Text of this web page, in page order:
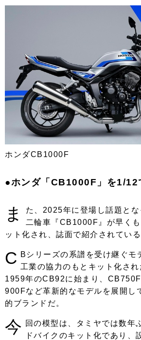
ホンダCB1000F
●ホンダ「CB1000F」を1/12
ま
た、2025年に登場し話題と
二輪車『CB1000F』が早く
ット化され、誌面で紹介されている
C Bシリーズの系譜を受け継ぐモ
工業の協力のもとキット化さ
1959年のCB92に始まり、
900Fなど革新的なモデルを展開し
的ブランドだ。
今 回の模型は、タミヤでは数年
ドバイクのキット化であり、